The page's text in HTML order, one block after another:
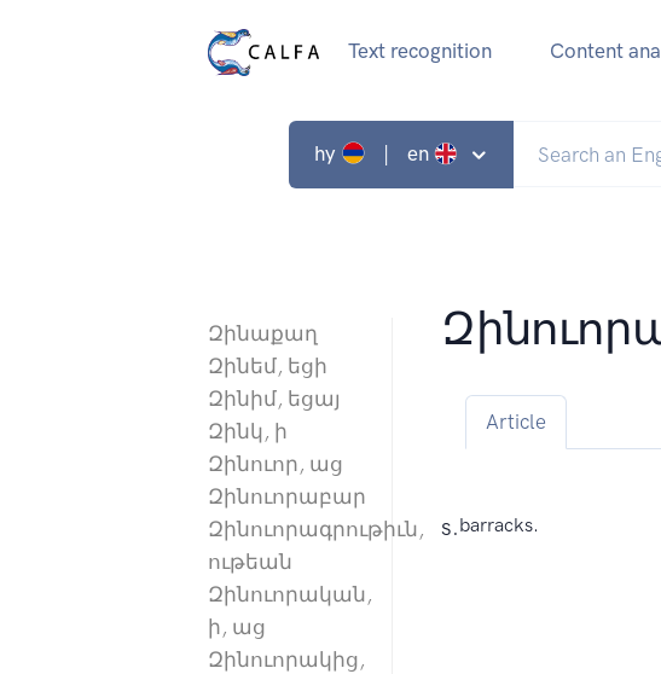
Text recognition Content
hy | en
Զինաքաղ
Զինեմ, եցի
Զինիմ, եցայ
Զինկ, ի
Զինուոր, աց
Զինուորաբար
Զինուորագրութիւն,
ութեան
Զինուորական,
ի, աց
Զինուորակից,
Article
s.barracks.